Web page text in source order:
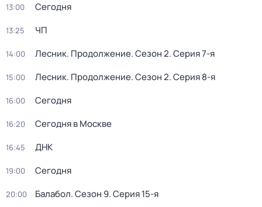
13:00 Сегодня
13:25 ЧП
14:00 Лесник. Продолжение. Сезон 2. Серия 7-я
15:00 Лесник. Продолжение. Сезон 2. Серия 8-я
16:00 Сегодня
16:20 Сегодня в Москве
16:45 ДНК
19:00 Сегодня
20:00 Балабол. Сезон 9. Серия 15-я